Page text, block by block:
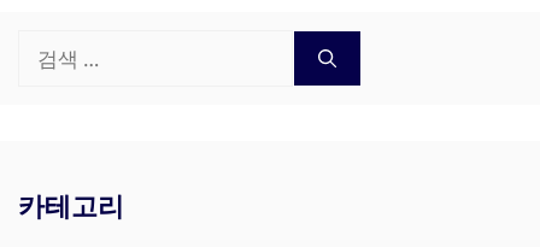
색:
카테고리